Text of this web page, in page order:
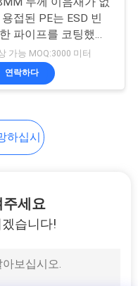
쇠
접된 PE는 ESD 빈
파이프를 코팅했습
가능 MOQ:3000 미터
연락하다
하십시
세요
습니다!